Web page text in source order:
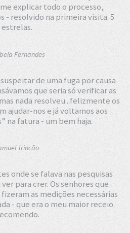
explicar todo o processo,
- resolvido na primeira visita. 5
estrelas.
Fernandes
de uma fuga por causa
que seria só verificar as
nada resolveu...felizmente os
ajudar-nos e já voltamos aos
na fatura - um bem haja.
Trincão
onde se falava nas pesquisas
para crer. Os senhores que
as medições necessárias
- que era o meu maior receio.